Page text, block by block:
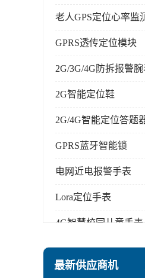
老人GPS定位心率监
GPRS透传定位模块
2G/3G/4G防拆报警腕
2G智能定位鞋
2G/4G智能定位答题
GPRS蓝牙智能锁
电网近电报警手表
Lora定位手表
4G智慧校园儿童手表
指静脉识别智能锁
最新供应商机